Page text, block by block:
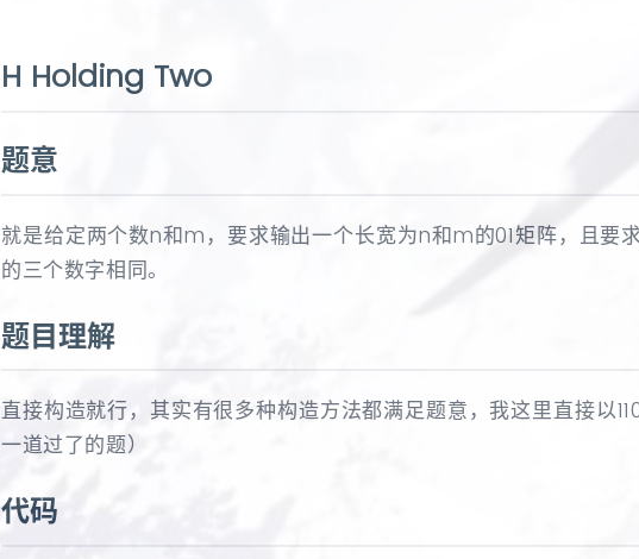
H Holding Two
题意
就是给定两个数n和m，要求输出一个长宽为n和m的01矩阵，且要
的三个数字相同。
题目理解
直接构造就行，其实有很多种构造方法都满足题意，我这里直接以
一道过了的题）
代码